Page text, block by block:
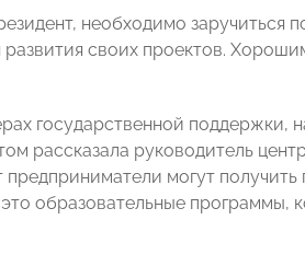
необходимо заручиться
своих проектов.
государственной поддержки,
рассказала руководитель
могут получить
образовательные программы,